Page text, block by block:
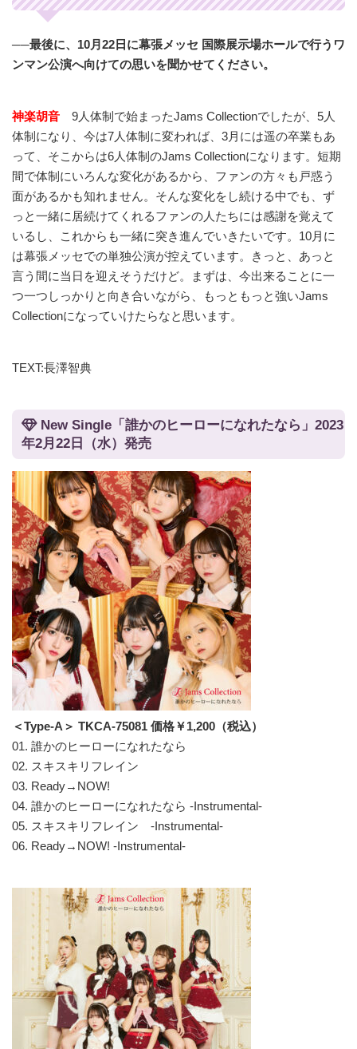
──最後に、10月22日に幕張メッセ 国際展示場ホールで行うワ
ンマン公演へ向けての思いを聞かせてください。
神楽胡音 9人体制で始まったJams Collectionでしたが、5人
体制になり、今は7人体制に変われば、3月には遥の卒業もあ
って、そこからは6人体制のJams Collectionになります。短期
間で体制にいろんな変化があるから、ファンの方々も戸惑う
面があるかも知れません。そんな変化をし続ける中でも、ず
っと一緒に居続けてくれるファンの人たちには感謝を覚えて
いるし、これからも一緒に突き進んでいきたいです。10月に
は幕張メッセでの単独公演が控えています。きっと、あっと
言う間に当日を迎えそうだけど。まずは、今出来ることに一
つ一つしっかりと向き合いながら、もっともっと強いJams
Collectionになっていけたらなと思います。
TEXT:長澤智典
New Single「誰かのヒーローになれたなら」2023
年2月22日（水）発売
＜Type-A＞ TKCA-75081 価格￥1,200（税込）
01. 誰かのヒーローになれたなら
02. スキスキリフレイン
03. Ready→NOW!
04. 誰かのヒーローになれたなら -Instrumental-
05. スキスキリフレイン -Instrumental-
06. Ready→NOW! -Instrumental-